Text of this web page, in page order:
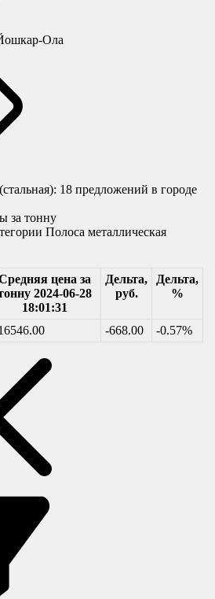
Ола
18 предложений в городе
за тонну
Полоса металлическая
цена за
2024-06-28
18:01:31
Дельта,
руб.
Дельта,
%
-668.00 -0.57%